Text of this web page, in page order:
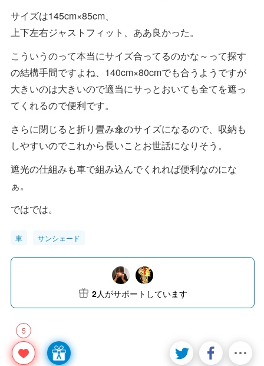
サイズは145cm×85cm、
上下左右ジャストフィット、ああ良かった。
こういうのって本当にサイズ合ってるのかな～って探す
の結構手間ですよね、140cm×80cmでも合うようですが
大きいのは大きいので適当にサっとおいても全てを遮っ
てくれるので便利です。
さらに閉じると折り畳み傘のサイズになるので、収納も
しやすいのでこれから長いことお世話になりそう。
遮光の仕組みも車で組み込んでくれれば便利なのにな
ぁ。
ではでは。
車 サンシェード
5
2人がサポートしています